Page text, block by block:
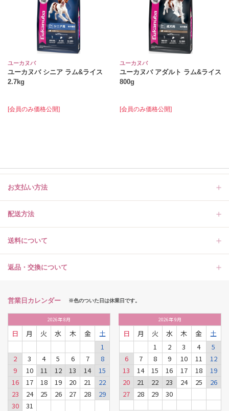
ユーカヌバ
ユーカヌバ シニア ラム&ライス
2.7kg
[会員のみ価格公開]
ユーカヌバ
ユーカヌバ アダルト ラム&ライス
800g
[会員のみ価格公開]
お支払い方法
配送方法
送料について
返品・交換について
営業日カレンダー ※色のついた日は休業日です。
2026年8月
日 月 火 水 木 金
土
1
2
3 4 5 6 7
8
9
10 11 12 13 14
15
16
17 18 19 20 21
22
23
24 25 26 27 28
29
30
31
2026年9月
日 月 火 水 木 金
土
1
2 3 4
5
6
7 8 9 10 11
12
13
14 15 16 17 18
19
20
21 22 23 24 25
26
27
28 29 30